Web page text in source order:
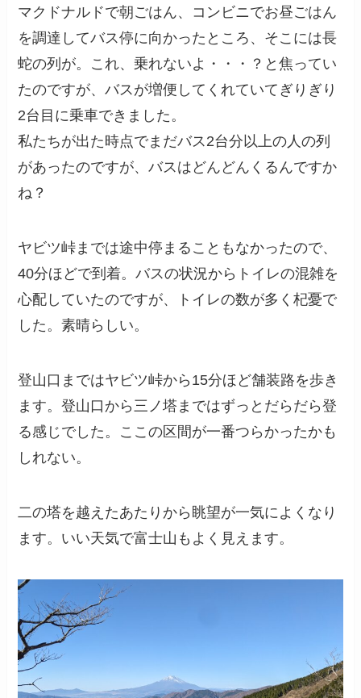
マクドナルドで朝ごはん、コンビニでお昼ごはん
を調達してバス停に向かったところ、そこには長
蛇の列が。これ、乗れないよ・・・？と焦ってい
たのですが、バスが増便してくれていてぎりぎり
2台目に乗車できました。
私たちが出た時点でまだバス2台分以上の人の列
があったのですが、バスはどんどんくるんですか
ね？
ヤビツ峠までは途中停まることもなかったので、
40分ほどで到着。バスの状況からトイレの混雑を
心配していたのですが、トイレの数が多く杞憂で
した。素晴らしい。
登山口まではヤビツ峠から15分ほど舗装路を歩き
ます。登山口から三ノ塔まではずっとだらだら登
る感じでした。ここの区間が一番つらかったかも
しれない。
二の塔を越えたあたりから眺望が一気によくなり
ます。いい天気で富士山もよく見えます。